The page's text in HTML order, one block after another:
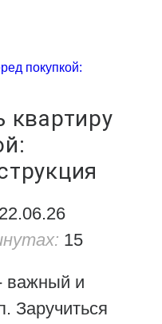
квартиру
22.06.26
15
важный и
Заручиться